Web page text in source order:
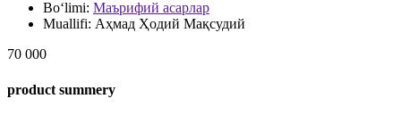
Bo‘limi: Маърифий асарлар
Muallifi: Аҳмад Ҳодий Мақсудий
70 000
product summery